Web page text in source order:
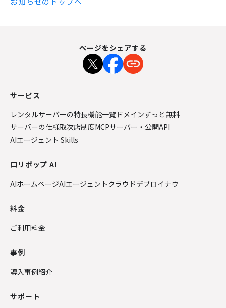
ページをシェアする
サービス
レンタルサーバーの特長機能一覧 ドメインずっと無料
サーバーの仕様取次店制度MCPサーバー・公開API
AIエージェント Skills
ロリポップ AI
AIホームページAIエージェントクラウドデプロイナウ
料金
ご利用料金
事例
導入事例紹介
サポート